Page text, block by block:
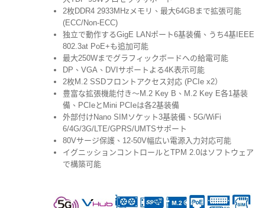
2枚DDR4 2933MHzメモリ、最大64GBまで拡張可能
(ECC/Non-ECC)
独立で動作するGigE LANポート6基装備、うち4基IEEE
802.3at PoE+も追加可能
最大250Wまでグラフィックボードへの給電可能
DP、VGA、DVIサポートよる4K表示可能
2枚M.2 SSDフロントアクセス対応 (PCIe x2）
豊富な拡張機能付き～M.2 Key B、M.2 Key E各1基装
備、PCIeとMini PCIeは各2基装備
外部付けNano SIMソケット3基装備、5G/WiFi
6/4G/3G/LTE/GPRS/UMTSサポート
80Vサージ保護、12-50V幅広い電源入力対応可能
イグニッションコントロールとTPM 2.0はソフトウェア
で構築可能